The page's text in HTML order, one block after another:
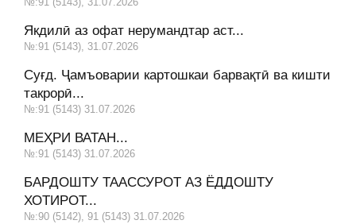
Якдилӣ аз офат нерумандтар аст...
№:91 (5143), 31.07.2026
Суғд. Ҷамъоварии картошкаи барвақтӣ ва кишти
такрорӣ...
№:91 (5143) 31.07.2026
МЕҲРИ ВАТАН...
№:91 (5143) 31.07.2026
БАРДОШТУ ТААССУРОТ АЗ ЁДДОШТУ
ХОТИРОТ...
№:90 (5142), 91 (5143) 31.07.2026